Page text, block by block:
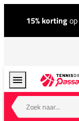
15% kortingop
Zoek naar...